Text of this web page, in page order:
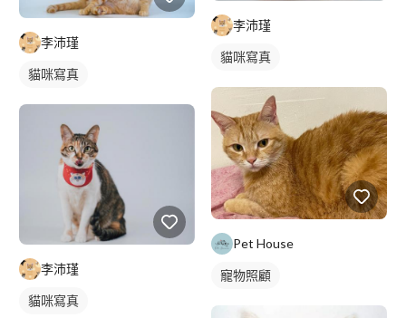
李沛瑾
貓咪寫真
李沛瑾
貓咪寫真
李沛瑾
貓咪寫真
Pet House
寵物照顧